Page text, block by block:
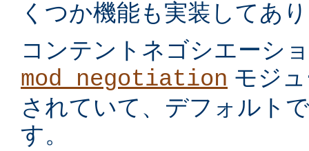
くつか機能も実装してあ
コンテントネゴシエーシ
mod_negotiation モジ
されていて、デフォルト
す。